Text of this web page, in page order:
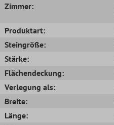
Zimmer:
Produktart:
Steingröße:
Stärke:
Flächendeckung:
Verlegung als:
Breite:
Länge: